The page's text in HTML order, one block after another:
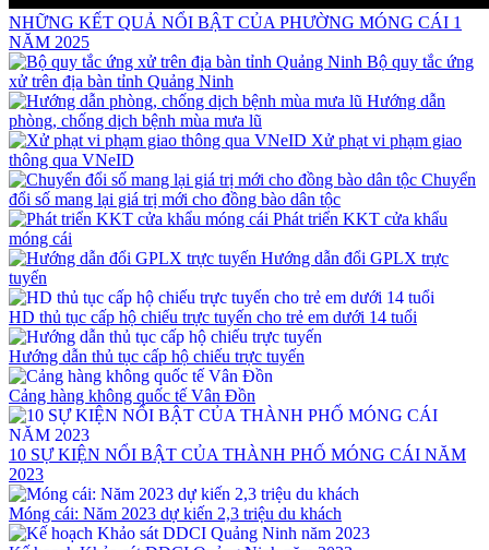
NHỮNG KẾT QUẢ NỔI BẬT CỦA PHƯỜNG MÓNG CÁI 1
NĂM 2025
Bộ quy tắc ứng
xử trên địa bàn tỉnh Quảng Ninh
Hướng dẫn
phòng, chống dịch bệnh mùa mưa lũ
Xử phạt vi phạm giao
thông qua VNeID
Chuyển
đổi số mang lại giá trị mới cho đồng bào dân tộc
Phát triển KKT cửa khẩu
móng cái
Hướng dẫn đổi GPLX trực
tuyến
HD thủ tục cấp hộ chiếu trực tuyến cho trẻ em dưới 14 tuổi
Hướng dẫn thủ tục cấp hộ chiếu trực tuyến
Cảng hàng không quốc tế Vân Đồn
10 SỰ KIỆN NỔI BẬT CỦA THÀNH PHỐ MÓNG CÁI NĂM
2023
Móng cái: Năm 2023 dự kiến 2,3 triệu du khách